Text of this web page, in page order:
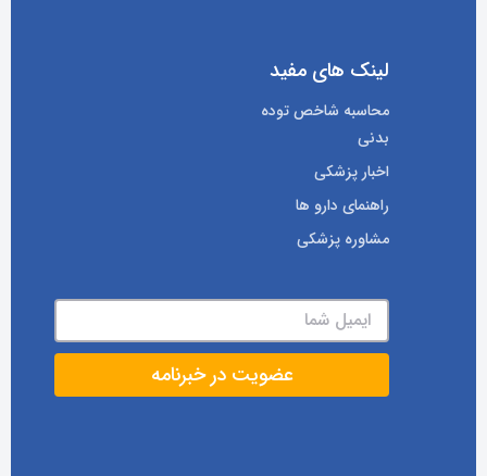
لینک های مفید
محاسبه شاخص توده
بدنی
اخبار پزشکی
راهنمای دارو ها
مشاوره پزشکی